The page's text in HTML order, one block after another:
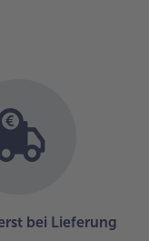
bei Lieferung